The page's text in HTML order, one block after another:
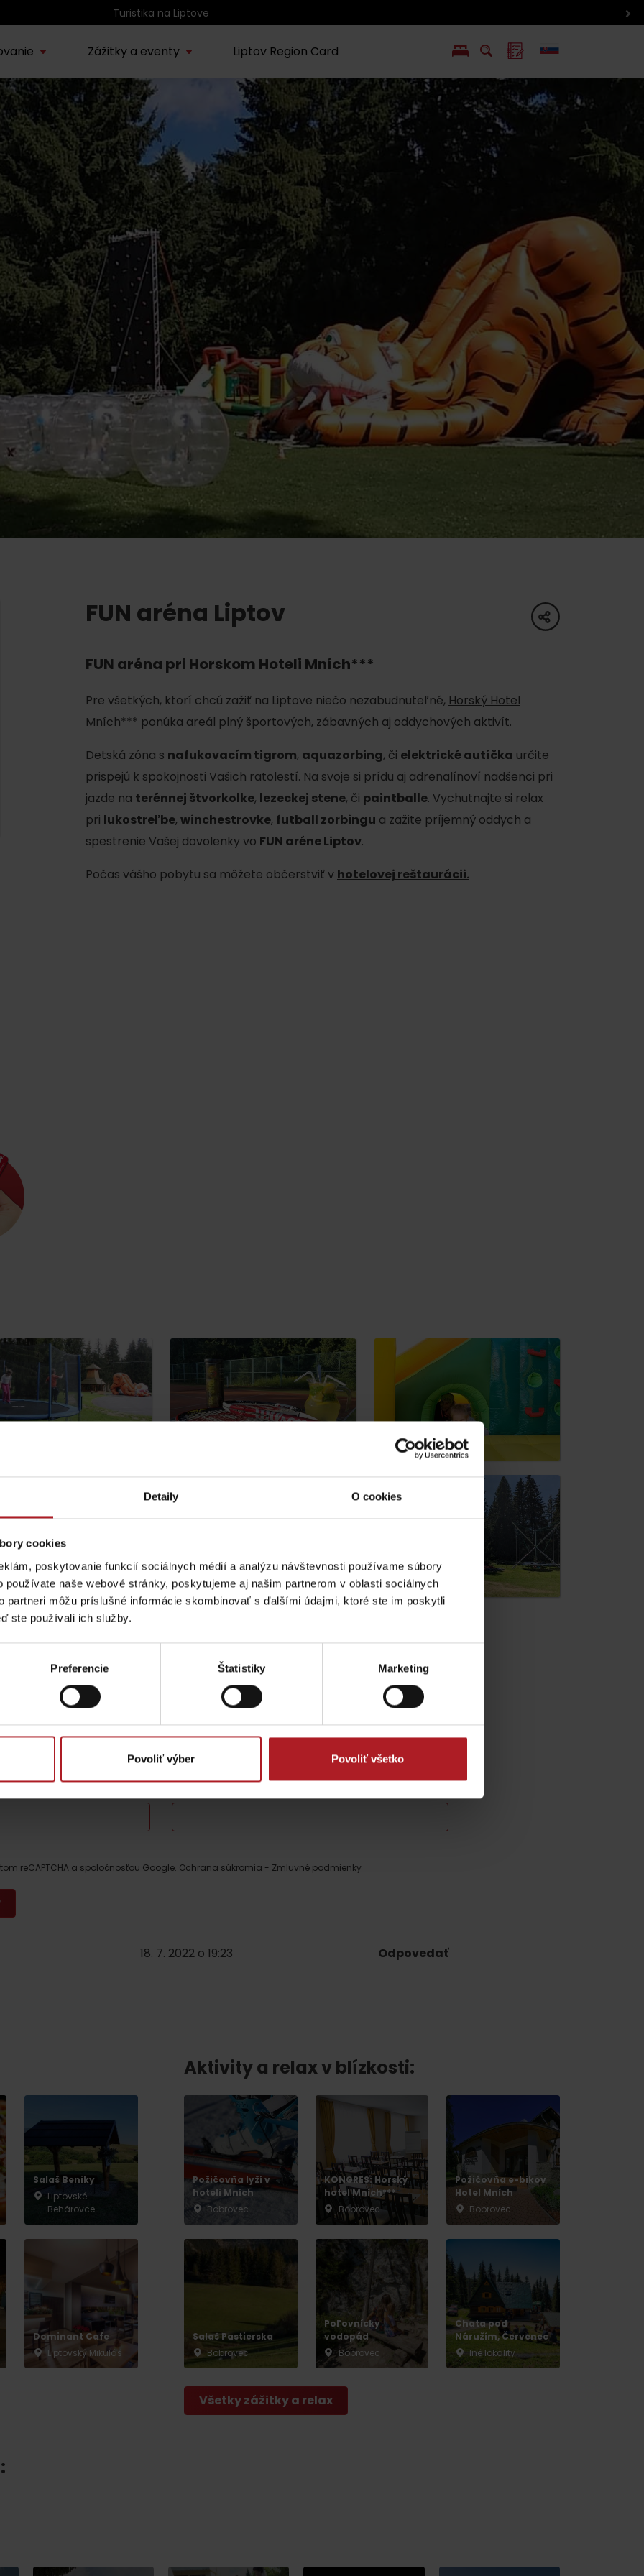
Detaily O cookies
cookies
poskytovanie funkcií sociálnych médií a analýzu návštevnosti používame súbory
používate naše webové stránky, poskytujeme aj našim partnerom v oblasti sociálnych
partneri môžu príslušné informácie skombinovať s ďalšími údajmi, ktoré ste im poskytli
ste používali ich služby.
Preferencie Štatistiky Marketing
Povoliť výber Povoliť všetko
Atrakcie na Liptove podľa veku detí
o regióne
Nepoznaný
Liptov
Chute a život
Liptova
Sprievodcovské služby na
Liptove
Zľavy s Liptov Region Card
ZOZNAM INFOCENTIER
Program pre zamestnancov
Konferenčné priestory
Teambuildingy
Pravidlá pobytu na
horách
No data found for this source.
Zážitky a eventy
AUG
08.
Kúpele Lúčky
Lúčanské kúpeľné leto
2026
SEP
20.
Región Liptov
Cvyklo pohár 2026
AUG
15.
Vodný park Tatralandia
Tropická noc v
Tatralandii – letný
špeciál
08.
Demänovská dolina
Leto pod Chopkom
PODUJATIA
Zimné športy
Lyžovanie
Skialpinizmus
Bežkovanie
Vyber si typ zážitku
Vodné parky
Wellness a spa
poklad? Nájdi ho s
Liptov Region Card!
Voda, sneh a aktivity
Kde kúpiť Spolupráca
Liptovské tradície Pramene a vodopády
No data found for this source.
Liptov Region Card
EN
share
FUN aréna Liptov
FUN aréna pri Horskom Hoteli Mních***
Pre všetkých, ktorí chcú zažiť na Liptove niečo nezabudnuteľné, Horský Hotel
Mních*** ponúka areál plný športových, zábavných aj oddychových aktivít.
Detská zóna s nafukovacím tigrom, aquazorbing, či elektrické autíčka určite
prispejú k spokojnosti Vašich ratolestí. Na svoje si prídu aj adrenalínoví nadšenci pri
jazde na terénnej štvorkolke, lezeckej stene, či paintballe. Vychutnajte si relax
pri lukostreľbe, winchestrovke, futball zorbingu a zažite príjemný oddych a
spestrenie Vašej dovolenky vo FUN aréne Liptov.
Počas vášho pobytu sa môžete občerstviť v hotelovej reštaurácii.
nebude zverejnená. Vyžadované polia sú označené
reCAPTCHA a spoločnosťou Google. Ochrana súkromia - Zmluvné podmienky
18. 7. 2022 o 19:23 Odpovedať
Salaš Beniky
Liptovské
Behárovce
Dominant Cafe
Liptovský Mikuláš
Aktivity a relax v blízkosti:
Požičovňa lyží v
hoteli Mních
Bobrovec
KONGRES: Horský
hotel Mních***
Bobrovec
Požičovňa e-bikov
Hotel Mních
Bobrovec
Salaš Pastierska
Bobrovec
Poľovnícky
vodopád
Bobrovec
Chata pod
Náružím, Červenec
Iné lokality
Všetky zážitky a relax